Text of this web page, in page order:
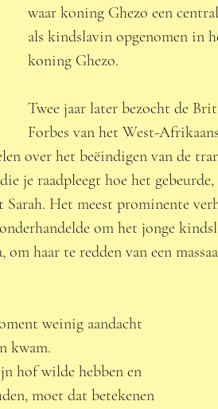
waar koning Ghezo een
als kindslavin opgenomen in
koning Ghezo.
Twee jaar later bezocht de
Forbes van het West-
over het beëindigen van de
je raadpleegt hoe het
Sarah. Het meest prominente
om het jonge
haar te redden van een
weinig aandacht
kwam.
hof wilde hebben en
moet dat betekenen